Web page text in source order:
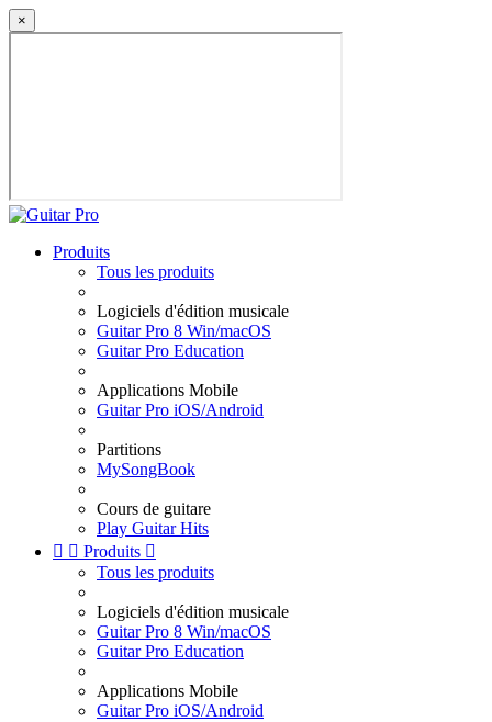
×
Produits
Tous les produits
Logiciels d'édition musicale
Guitar Pro 8 Win/macOS
Guitar Pro Education
Applications Mobile
Guitar Pro iOS/Android
Partitions
MySongBook
Cours de guitare
Play Guitar Hits
  Produits 
Tous les produits
Logiciels d'édition musicale
Guitar Pro 8 Win/macOS
Guitar Pro Education
Applications Mobile
Guitar Pro iOS/Android